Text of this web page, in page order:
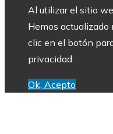
Al utilizar el sitio
Hemos actualizado
clic en el botón
privacidad.
Ok, Acepto